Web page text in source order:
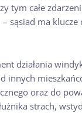
tym całe
sąsiad ma
działania
innych
oraz do
strach,